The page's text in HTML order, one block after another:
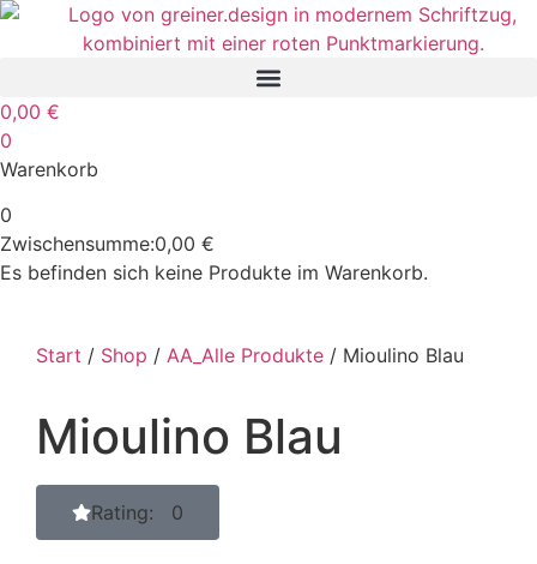
0,00 €
0
Warenkorb
0
Zwischensumme:0,00 €
Es befinden sich keine Produkte im Warenkorb.
Start / Shop / AA_Alle Produkte / Mioulino Blau
Mioulino Blau
Rating: 0